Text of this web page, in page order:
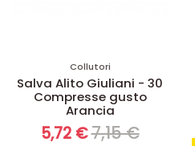
Collutori
Salva Alito Giuliani - 30
Compresse gusto
Arancia
5,72 €7,15 €